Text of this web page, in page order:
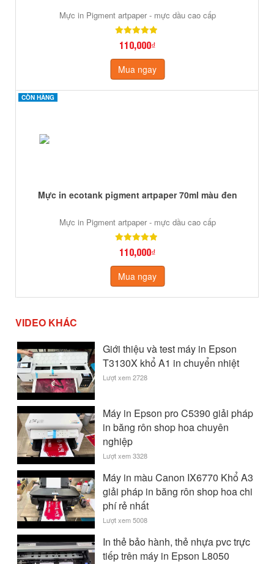
Mực in Pigment artpaper - mực dầu cao cấp
110,000₫
Mua ngay
CÒN HÀNG
CÒN HÀNG
Mực in ecotank pigment artpaper 70ml màu đen
Mực in Pigment artpaper - mực dầu cao cấp
110,000₫
Mua ngay
VIDEO KHÁC
Giới thiệu và test máy in Epson
T3130X khổ A1 in chuyển nhiệt
Lượt xem 2728
Máy in Epson pro C5390 giải pháp
in băng rôn shop hoa chuyên
nghiệp
Lượt xem 3328
Máy in màu Canon IX6770 Khổ A3
giải pháp in băng rôn shop hoa chi
phí rẻ nhất
Lượt xem 5008
In thẻ bảo hành, thẻ nhựa pvc trực
tiếp trên máy in Epson L8050